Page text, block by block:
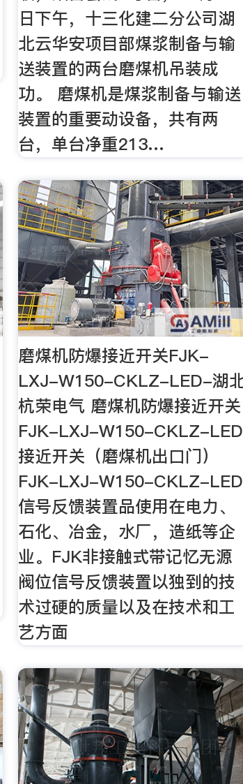
日下午，十三化建二分公司湖
北云华安项目部煤浆制备与输
送装置的两台磨煤机吊装成
功。 磨煤机是煤浆制备与输送
装置的重要动设备，共有两
台，单台净重213…
磨煤机防爆接近开关FJK-
LXJ-W150-CKLZ-LED-湖
杭荣电气 磨煤机防爆接近开关
FJK-LXJ-W150-CKLZ-LED
接近开关（磨煤机出口门）
FJK-LXJ-W150-CKLZ-LED
信号反馈装置品使用在电力、
石化、冶金，水厂，造纸等企
业。FJK非接触式带记忆无源
阀位信号反馈装置以独到的技
术过硬的质量以及在技术和工
艺方面